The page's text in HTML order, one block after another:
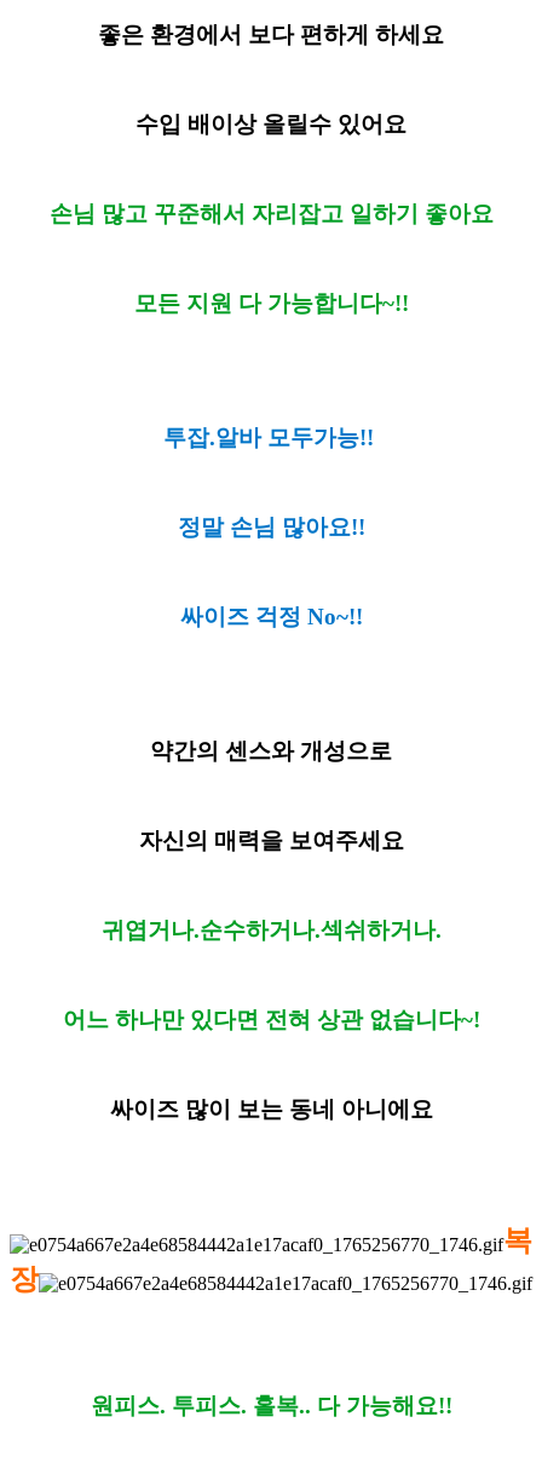
좋은 환경에서 보다 편하게 하세요
수입 배이상 올릴수 있어요
손님 많고 꾸준해서 자리잡고 일하기 좋아요
모든 지원 다 가능합니다~!!
투잡.알바 모두가능!!
정말 손님 많아요!!
싸이즈 걱정 No~!!
약간의 센스와 개성으로
자신의 매력을 보여주세요
귀엽거나.순수하거나.섹쉬하거나.
어느 하나만 있다면 전혀 상관 없습니다~!
싸이즈 많이 보는 동네 아니에요
복
장
원피스. 투피스. 홀복.. 다 가능해요!!